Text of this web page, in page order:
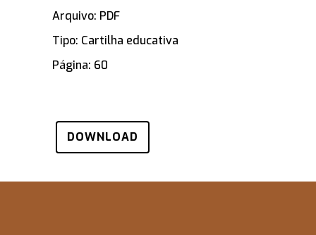
Arquivo: PDF
Tipo: Cartilha educativa
Página: 60
DOWNLOAD